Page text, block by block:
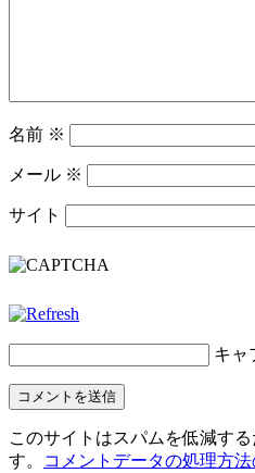
名前 ※
メール ※
サイト
キャ
このサイトはスパムを低減す
す。
コメントデータの処理方